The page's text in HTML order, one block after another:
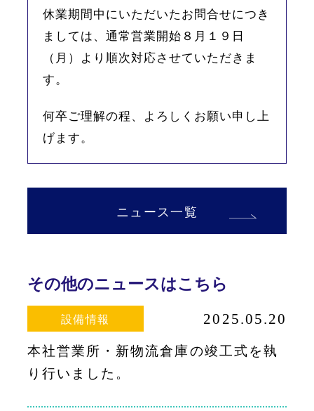
休業期間中にいただいたお問合せにつき
ましては、通常営業開始８月１９日
（月）より 順次対応させていただきま
す。
何卒ご理解の程、よろしくお願い申し上
げます。
ニュース一覧
その他のニュースはこちら
設備情報 2025.05.20
本社営業所・新物流倉庫の竣工式を執
り行いました。